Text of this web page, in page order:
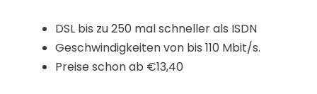
DSL bis zu 250 mal schneller als ISDN
Geschwindigkeiten von bis 110 Mbit/s.
Preise schon ab €13,40